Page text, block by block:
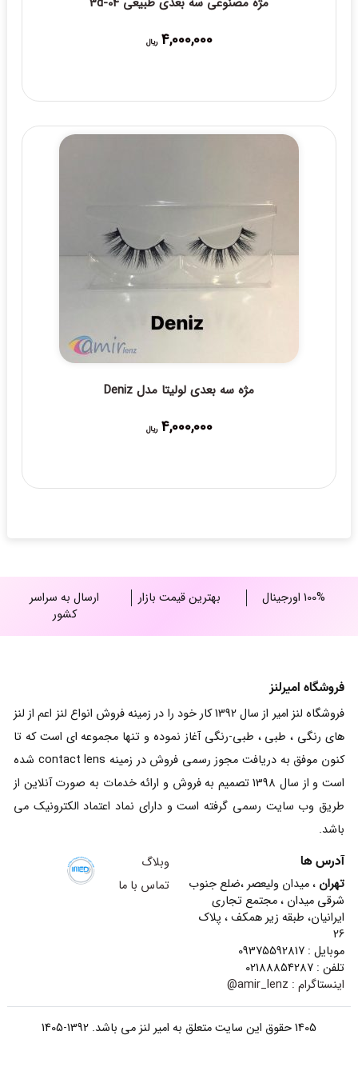
4,000,000 ریال
مژه سه بعدی لولیتا مدل Deniz
4,000,000 ریال
100% اورجینال بهترین قیمت بازار
ارسال به سراسر
کشور
فروشگاه امیرلنز
فروشگاه لنز امیر از سال 1392 کار خود را در زمینه فروش انواع لنز اعم از لنز
های رنگی ، طبی ، طبی-رنگی آغاز نموده و تنها مجموعه ای است که تا
کنون موفق به دریافت مجوز رسمی فروش در زمینه contact lens شده
است و از سال 1398 تصمیم به فروش و ارائه خدمات به صورت آنلاین از
طریق وب سایت رسمی گرفته است و دارای نماد اعتماد الکترونیک می
باشد.
آدرس ها
تهران ، میدان ولیعصر ،ضلع جنوب
شرقی میدان ، مجتمع تجاری
ایرانیان، طبقه زیر همکف ، پلاک
26
موبایل : 09375592817
تلفن : 02188854287
اینستاگرام : amir_lenz@
وبلاگ
تماس با ما
1405 حقوق این سایت متعلق به امیر لنز می باشد. 1392-1405